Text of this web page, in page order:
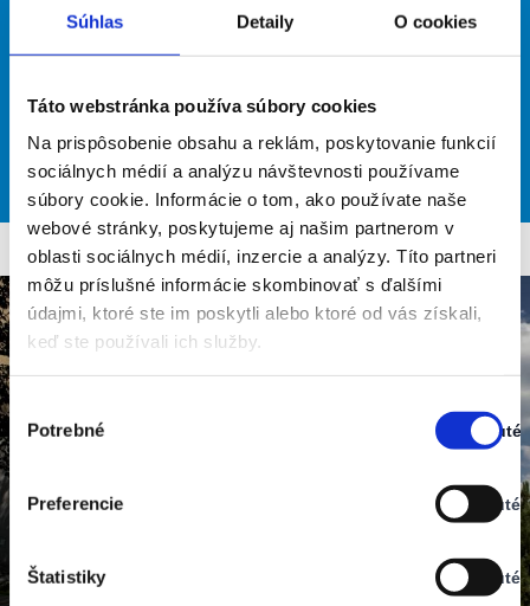
Súhlas Detaily O cookies
Táto webstránka používa súbory cookies
Na prispôsobenie obsahu a reklám, poskytovanie funkcií
sociálnych médií a analýzu návštevnosti používame
súbory cookie. Informácie o tom, ako používate naše
webové stránky, poskytujeme aj našim partnerom v
oblasti sociálnych médií, inzercie a analýzy. Títo partneri
môžu príslušné informácie skombinovať s ďalšími
údajmi, ktoré ste im poskytli alebo ktoré od vás získali,
keď ste používali ich služby.
Výber
súhlasu
Potrebné Zapnuté
Stav:
Preferencie
Vypnuté
Stav:
Štatistiky
Vypnuté
Stav:
57% humidity
wind: 6m/s NNW
L 23
28°
SAT
30°
SUN
32°
MON
34°
TUE
29°
WED